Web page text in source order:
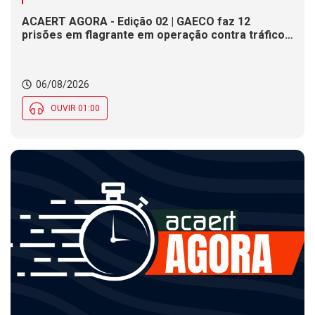
ACAERT AGORA - Edição 02 | GAECO faz 12
prisões em flagrante em operação contra tráfico
cerâmica em SC
06/08/2026
OUVIR 01:00